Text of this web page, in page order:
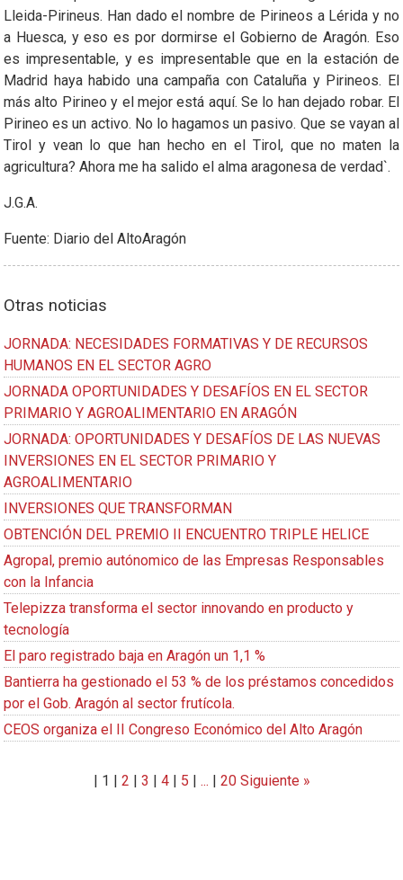
Lleida-Pirineus. Han dado el nombre de Pirineos a Lérida y no
a Huesca, y eso es por dormirse el Gobierno de Aragón. Eso
es impresentable, y es impresentable que en la estación de
Madrid haya habido una campaña con Cataluña y Pirineos. El
más alto Pirineo y el mejor está aquí. Se lo han dejado robar. El
Pirineo es un activo. No lo hagamos un pasivo. Que se vayan al
Tirol y vean lo que han hecho en el Tirol, que no maten la
agricultura? Ahora me ha salido el alma aragonesa de verdad`.
J.G.A.
Fuente: Diario del AltoAragón
Otras noticias
JORNADA: NECESIDADES FORMATIVAS Y DE RECURSOS
HUMANOS EN EL SECTOR AGRO
JORNADA OPORTUNIDADES Y DESAFÍOS EN EL SECTOR
PRIMARIO Y AGROALIMENTARIO EN ARAGÓN
JORNADA: OPORTUNIDADES Y DESAFÍOS DE LAS NUEVAS
INVERSIONES EN EL SECTOR PRIMARIO Y
AGROALIMENTARIO
INVERSIONES QUE TRANSFORMAN
OBTENCIÓN DEL PREMIO II ENCUENTRO TRIPLE HELICE
Agropal, premio autónomico de las Empresas Responsables
con la Infancia
Telepizza transforma el sector innovando en producto y
tecnología
El paro registrado baja en Aragón un 1,1 %
Bantierra ha gestionado el 53 % de los préstamos concedidos
por el Gob. Aragón al sector frutícola.
CEOS organiza el II Congreso Económico del Alto Aragón
| 1 | 2 | 3 | 4| 5 | ... | 20Siguiente »